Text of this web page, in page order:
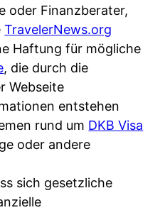
oder Finanzberater,
TravelerNews.org
Haftung für mögliche
, die durch die
Webseite
entstehen
rund um DKB Visa
oder andere
sich gesetzliche